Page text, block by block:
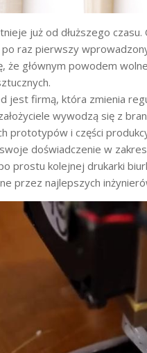
już od dłuższego
raz pierwszy
że głównym powodem
jest firmą, która zmienia
wywodzą się z
prototypów i części
doświadczenie w
prostu kolejnej drukarki
przez najlepszych